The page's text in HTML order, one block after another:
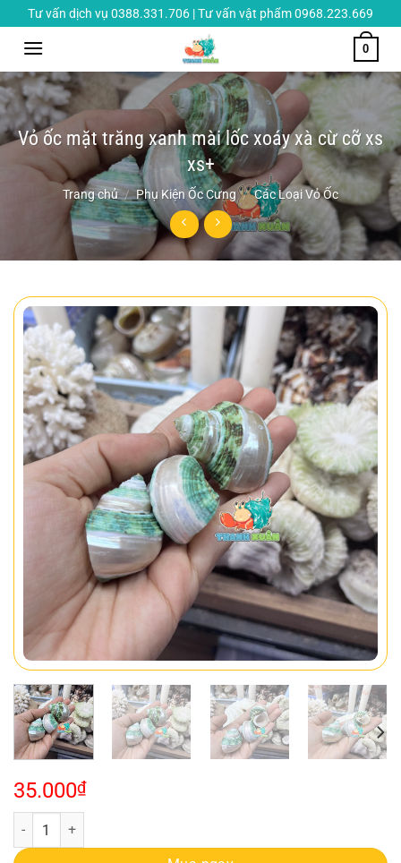
Chuyển
đến
dung
Tư vấn dịch vụ 0388.331.706 | Tư vấn vật phẩm 0968.223.669
0
Vỏ ốc mặt trăng xanh mài lốc xoáy xà cừ cỡ xs
xs+
Trang chủ / Phụ Kiện Ốc Cưng / Các Loại Vỏ Ốc
35.000₫
Vỏ ốc mặt trăng xanh mài lốc xoáy xà cừ cỡ xs xs+ số lượng